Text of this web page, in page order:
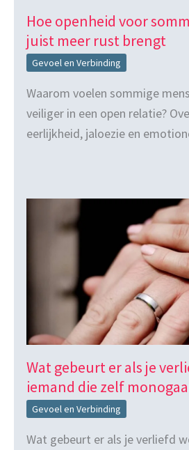
Hoe openheid voor
juist meer rust brengt
Gevoel en Verbinding
Waarom voelen sommige
veiliger in een open relatie?
eerlijkheid, jaloezie en
Wat gebeurt er als je
iemand die zelf
Gevoel en Verbinding
Wat gebeurt er als je verliefd